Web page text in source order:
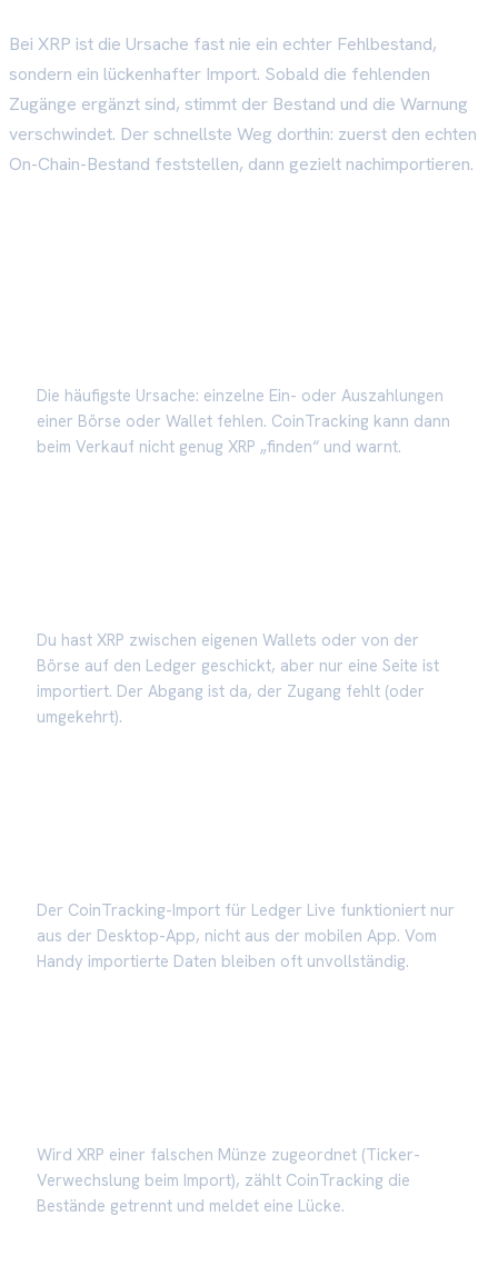
Bei XRP ist die Ursache fast nie ein echter Fehlbestand,
sondern ein lückenhafter Import. Sobald die fehlenden
Zugänge ergänzt sind, stimmt der Bestand und die Warnung
verschwindet. Der schnellste Weg dorthin: zuerst den echten
On-Chain-Bestand feststellen, dann gezielt nachimportieren.
Die häufigste Ursache: einzelne Ein- oder Auszahlungen
einer Börse oder Wallet fehlen. CoinTracking kann dann
beim Verkauf nicht genug XRP „finden“ und warnt.
Du hast XRP zwischen eigenen Wallets oder von der
Börse auf den Ledger geschickt, aber nur eine Seite ist
importiert. Der Abgang ist da, der Zugang fehlt (oder
umgekehrt).
Der CoinTracking-Import für Ledger Live funktioniert nur
aus der Desktop-App, nicht aus der mobilen App. Vom
Handy importierte Daten bleiben oft unvollständig.
Wird XRP einer falschen Münze zugeordnet (Ticker-
Verwechslung beim Import), zählt CoinTracking die
Bestände getrennt und meldet eine Lücke.